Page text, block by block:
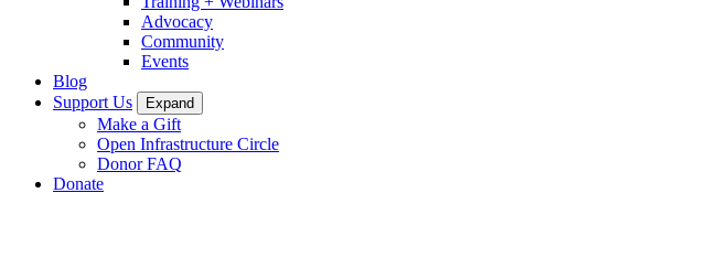
Advocacy
Community
Events
Blog
Support Us
Expand
Make a Gift
Open Infrastructure Circle
Donor FAQ
Donate